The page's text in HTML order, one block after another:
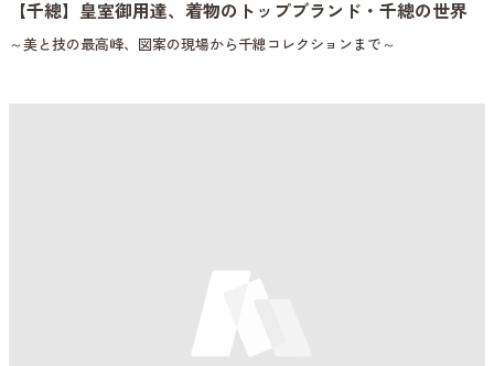
【千總】皇室御用達、着物のトップブランド・千總の世界
～美と技の最高峰、図案の現場から千總コレクションまで～